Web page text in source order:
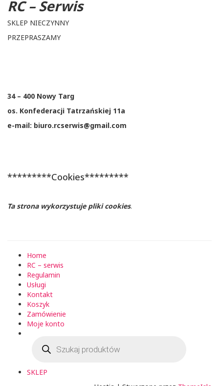
RC – Serwis
SKLEP NIECZYNNY
PRZEPRASZAMY
34 – 400 Nowy Targ
os. Konfederacji Tatrzańskiej 11a
e-mail: biuro.rcserwis@gmail.com
*********Cookies*********
Ta strona wykorzystuje pliki cookies.
Home
RC – serwis
Regulamin
Usługi
Kontakt
Koszyk
Zamówienie
Moje konto
produktów
SKLEP